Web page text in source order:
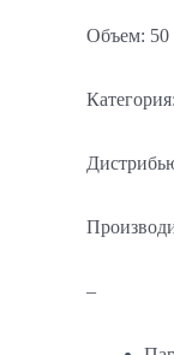
Объем: 50
–